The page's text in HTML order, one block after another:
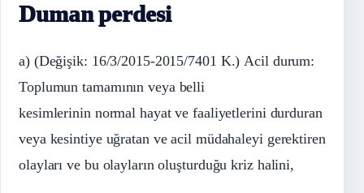
Duman perdesi
a) (Değişik: 16/3/2015-2015/7401 K.) Acil durum:
Toplumun tamamının veya belli
kesimlerinin normal hayat ve faaliyetlerini durduran
veya kesintiye uğratan ve acil müdahaleyi gerektiren
olayları ve bu olayların oluşturduğu kriz halini,